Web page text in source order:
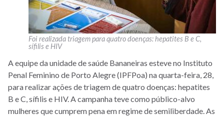
Foi realizada triagem para quatro doenças: hepatites B e C,
sífilis e HIV
A equipe da unidade de saúde Bananeiras esteve no Instituto
Penal Feminino de Porto Alegre (IPFPoa) na quarta-feira, 28,
para realizar ações de triagem de quatro doenças: hepatites
B e C, sífilis e HIV. A campanha teve como público-alvo
mulheres que cumprem pena em regime de semiliberdade. As